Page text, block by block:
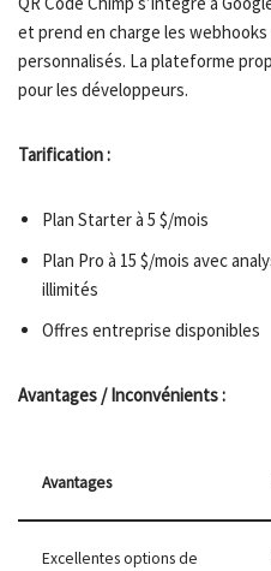
et prend en charge les
personnalisés. La plateforme
pour les développeurs.
Tarification :
Plan Starter à 5 $/mois
Plan Pro à 15 $/mois avec
illimités
Offres entreprise disponibles
Avantages / Inconvénients :
Avantages
Excellentes options de